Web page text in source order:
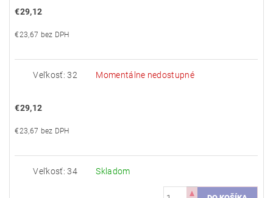
€29,12
€23,67 bez DPH
Veľkosť: 32 Momentálne nedostupné
€29,12
€23,67 bez DPH
Veľkosť: 34 Skladom